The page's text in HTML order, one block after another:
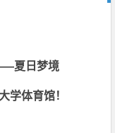
夏日梦境
学体育馆！